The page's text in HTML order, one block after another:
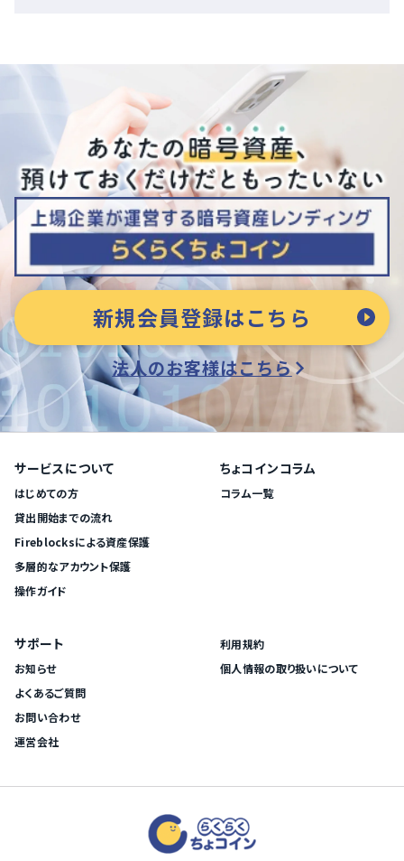
新規会員登録はこちら
法人のお客様はこちら
サービスについて
はじめての方
貸出開始までの流れ
Fireblocksによる資産保護
多層的なアカウント保護
操作ガイド
ちょコインコラム
コラム一覧
サポート
お知らせ
よくあるご質問
お問い合わせ
運営会社
利用規約
個人情報の取り扱いについて